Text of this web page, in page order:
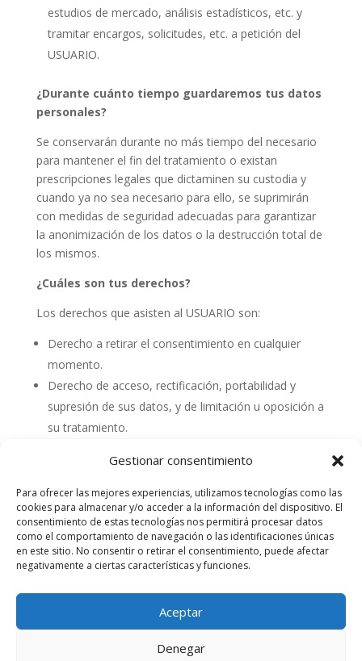
Gestionar consentimiento
Para ofrecer las mejores experiencias, utilizamos tecnologías como las
cookies para almacenar y/o acceder a la información del dispositivo. El
consentimiento de estas tecnologías nos permitirá procesar datos
como el comportamiento de navegación o las identificaciones únicas
en este sitio. No consentir o retirar el consentimiento, puede afectar
negativamente a ciertas características y funciones.
Aceptar
Denegar
estudios de mercado, análisis estadísticos, etc. y
tramitar encargos, solicitudes, etc. a petición del
USUARIO.
¿Durante cuánto tiempo guardaremos tus datos
personales?
Se conservarán durante no más tiempo del necesario
para mantener el fin del tratamiento o existan
prescripciones legales que dictaminen su custodia y
cuando ya no sea necesario para ello, se suprimirán
con medidas de seguridad adecuadas para garantizar
la anonimización de los datos o la destrucción total de
los mismos.
¿Cuáles son tus derechos?
Los derechos que asisten al USUARIO son:
Derecho a retirar el consentimiento en cualquier
momento.
Derecho de acceso, rectificación, portabilidad y
supresión de sus datos, y de limitación u oposición a
su tratamiento.
autoridad de control (www.aepd.es) si considera que
el tratamiento no se ajusta a la normativa vigente.
Datos de contacto para ejercer sus derechos:
CLÍNICA VETERINARIA AFAROLA SL.
E-mail: clinica.afarola@gmail.com
Politica de privacidad